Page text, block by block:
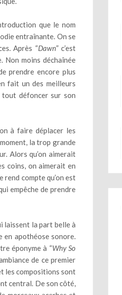
que le nom
entraînante. On se
Après “Dawn” c’est
Non moins déchaînée
prendre encore plus
fait un des meilleurs
tout défoncer sur son
à faire déplacer les
la trop grande
Alors qu’on aimerait
coins, on aimerait en
rend compte qu’on est
empêche de prendre
laissent la part belle à
en apothéose sonore.
éponyme à “Why So
de ce premier
les compositions sont
central. De son côté,